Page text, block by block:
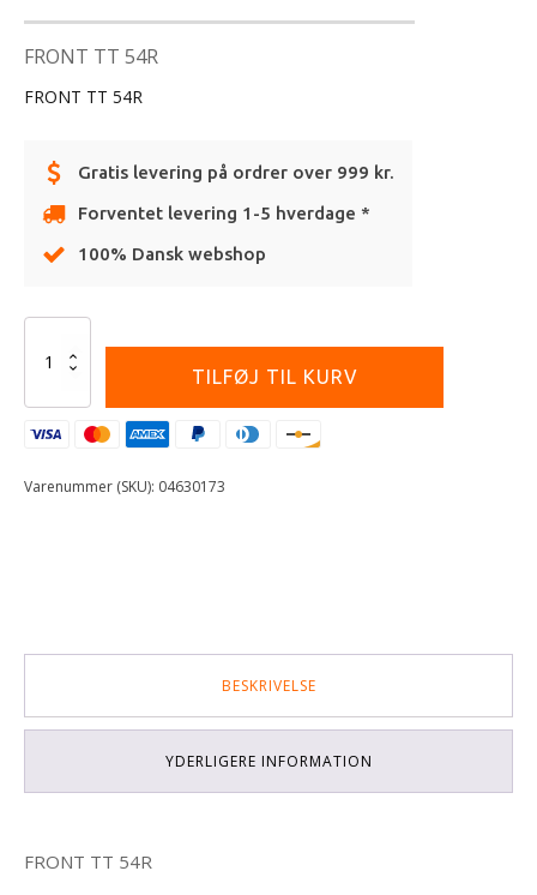
FRONT TT 54R
FRONT TT 54R
Gratis levering på ordrer over 999 kr.
Forventet levering 1-5 hverdage *
100% Dansk webshop
90/90
GEOMAX
ENDURO
TILFØJ TIL KURV
Varenummer (SKU): 04630173
BESKRIVELSE
YDERLIGERE INFORMATION
FRONT TT 54R